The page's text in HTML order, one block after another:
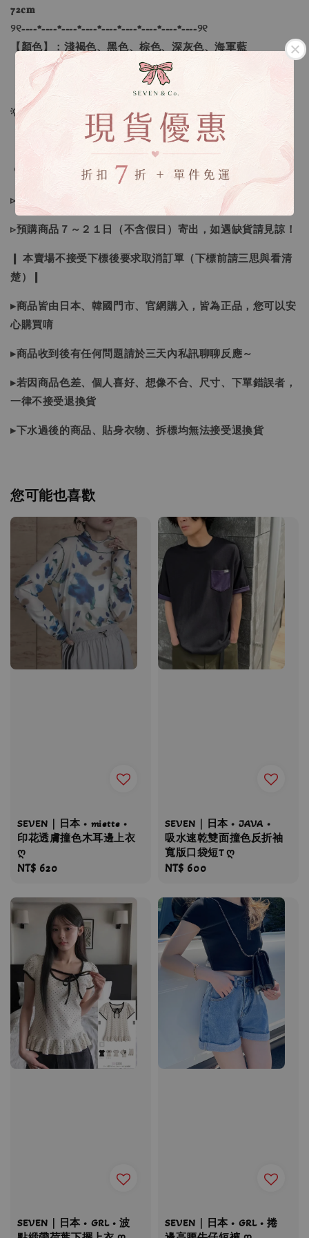
72𝐜𝐦
୨୧----*----*----*----*----*----*----*----*----୨୧
【顏色】：淺褐色、黑色、棕色、深灰色、海軍藍
【尺寸】：M、L
💡訂單依照下單順序為主唷！
🔍IG搜尋：Sevenjewelry.co
▹現貨商品１～３日內寄出
▹預購商品７～２１日（不含假日）寄出，如遇缺貨請見諒！
❙ 本賣場不接受下標後要求取消訂單（下標前請三思與看清
楚）❙
▸商品皆由日本、韓國門市、官網購入，皆為正品，您可以安
心購買唷
▸商品收到後有任何問題請於三天內私訊聊聊反應～
▸若因商品色差、個人喜好、想像不合、尺寸、下單錯誤者，
一律不接受退換貨
▸下水過後的商品、貼身衣物、拆標均無法接受退換貨
您可能也喜歡
SEVEN｜日本 • miette •
印花透膚撞色木耳邊上衣
ღ
Regular
NT$ 620
SEVEN｜日本 • JAVA •
吸水速乾雙面撞色反折袖
寬版口袋短T ღ
Regular
NT$ 600
SEVEN｜日本 • GRL • 波
SEVEN｜日本 • GRL • 捲